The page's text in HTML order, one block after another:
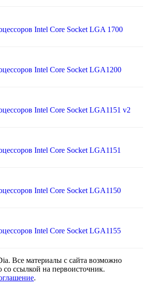
Intel Core Socket LGA 1700
Intel Core Socket LGA1200
Intel Core Socket LGA1151 v2
Intel Core Socket LGA1151
Intel Core Socket LGA1150
Intel Core Socket LGA1155
Все материалы с сайта возможно
со ссылкой на первоисточник.
.